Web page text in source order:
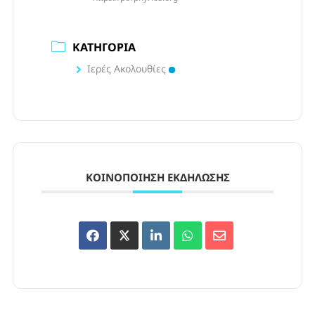
ΚΑΤΗΓΟΡΊΑ
Ιερές Ακολουθίες
ΚΟΙΝΟΠΟΊΗΣΗ ΕΚΔΉΛΩΣΗΣ